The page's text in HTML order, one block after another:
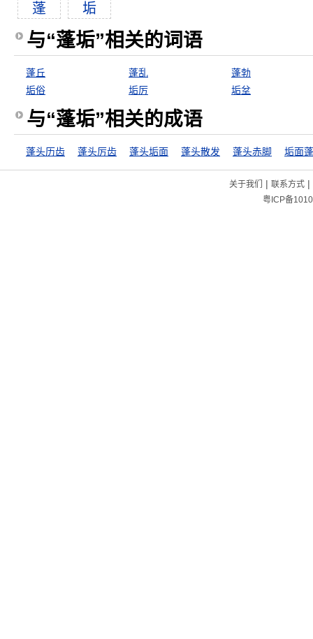
蓬 垢
与“蓬垢”相关的词语
蓬丘 蓬乱
蓬勃
垢俗
垢厉 垢坌
与“蓬垢”相关的成语
蓬头历齿 蓬头厉齿 蓬头垢面 蓬头散发 蓬头赤脚 垢面
关于我们 | 联系方式|
粤ICP备